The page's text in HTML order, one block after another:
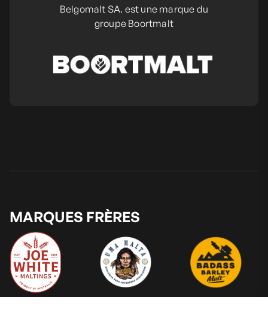
Belgomalt SA. est une marque du
groupe Boortmalt
MARQUES FRÈRES